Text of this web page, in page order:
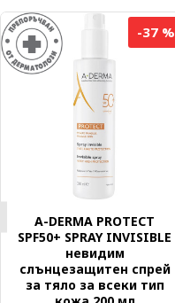
-37 %
A-DERMA PROTECT
SPF50+ SPRAY INVISIBLE
невидим
слънцезащитен спрей
за тяло за всеки тип